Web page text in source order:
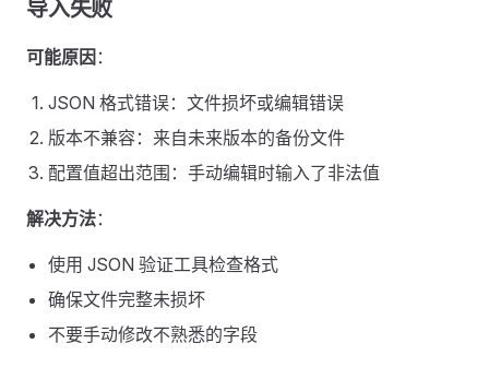
导入失败
可能原因 ：
JSON 格式错误：文件损坏或编辑错误
版本不兼容：来自未来版本的备份文件
配置值超出范围：手动编辑时输入了非法值
解决方法：
使用 JSON 验证工具检查格式
确保文件完整未损坏
不要手动修改不熟悉的字段